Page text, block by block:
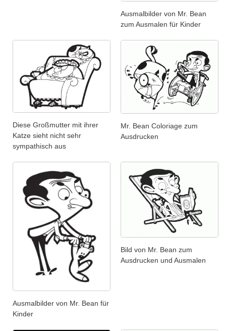
Ausmalbilder von Mr. Bean
zum Ausmalen für Kinder
Diese Großmutter mit ihrer
Katze sieht nicht sehr
sympathisch aus
Mr. Bean Coloriage zum
Ausdrucken
Ausmalbilder von Mr. Bean für
Kinder
Bild von Mr. Bean zum
Ausdrucken und Ausmalen